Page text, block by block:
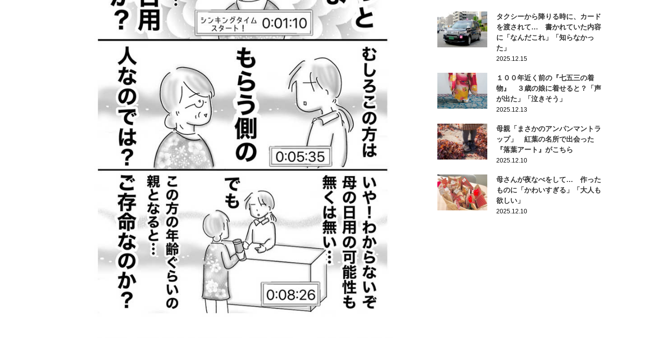
タクシーから降りる時に、カード
を渡されて… 書かれていた内容
に「なんだこれ」「知らなかっ
た」
2025.12.15
１００年近く前の『七五三の着
物』 ３歳の娘に着せると？「声
が出た」「泣きそう」
2025.12.13
母親「まさかのアンパンマントラ
ップ」 紅葉の名所で出会った
『落葉アート』がこちら
2025.12.10
母さんが夜なべをして… 作った
ものに「かわいすぎる」「大人も
欲しい」
2025.12.10